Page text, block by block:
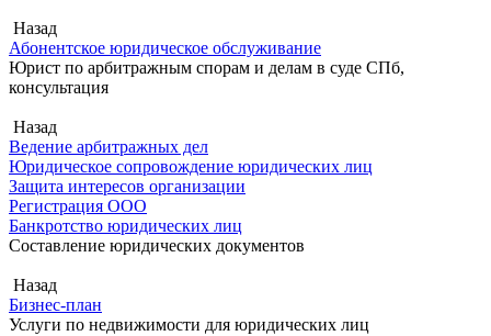
Назад
Абонентское юридическое обслуживание
Юрист по арбитражным спорам и делам в суде СПб,
консультация
Назад
Ведение арбитражных дел
Юридическое сопровождение юридических лиц
Защита интересов организации
Регистрация ООО
Банкротство юридических лиц
Составление юридических документов
Назад
Бизнес-план
Услуги по недвижимости для юридических лиц